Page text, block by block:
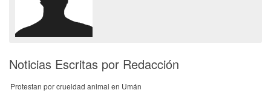
Noticias Escritas por Redacción
Protestan por crueldad animal en Umán